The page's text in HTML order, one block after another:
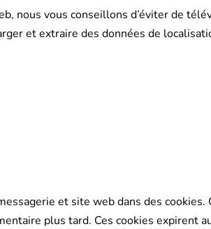
nous vous conseillons d’éviter de
et extraire des données de
et site web dans des cookies.
plus tard. Ces cookies expirent